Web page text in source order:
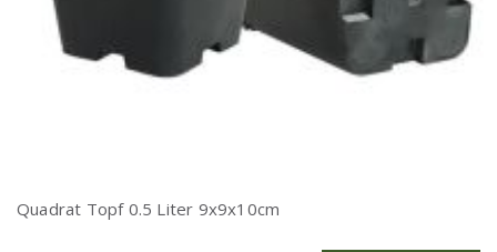
Quadrat Topf 0.5 Liter 9x9x10cm